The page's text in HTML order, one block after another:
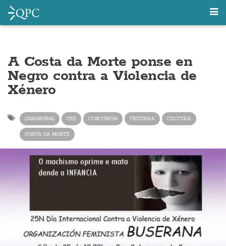
A Costa da Morte ponse en
Negro contra a Violencia de
Xénero
CAMARIÑAS CEE CORCUBIÓN FISTERRA CULTURA
COSTA DA MORTE